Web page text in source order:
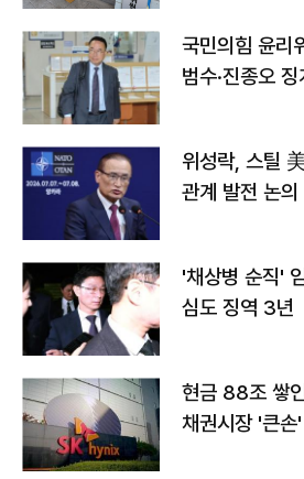
국민의힘 윤리
범수·진종오
위성락, 스틸
관계 발전 논의
'채상병 순직'
심도 징역 3년
현금 88조 쌓
채권시장 '큰